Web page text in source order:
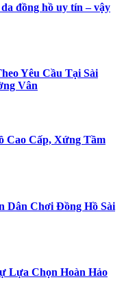
đồng hồ uy tín – vậy
Yêu Cầu Tại Sài
Vân
Cao Cấp, Xứng Tầm
Dân Chơi Đồng Hồ Sài
Lựa Chọn Hoàn Hảo